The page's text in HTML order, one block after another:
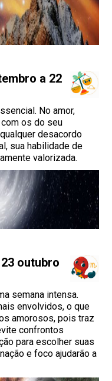
a 22
No amor,
os do seu
desacordo
sua habilidade de
valorizada.
outubro
semana intensa.
envolvidos, o que
amorosos, pois traz
confrontos
para escolher suas
e foco ajudarão a